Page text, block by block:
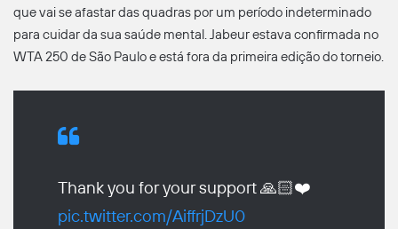
que vai se afastar das quadras por um período indeterminado
para cuidar da sua saúde mental. Jabeur estava confirmada no
WTA 250 de São Paulo e está fora da primeira edição do torneio.
Thank you for your support 🙏🏻❤️
pic.twitter.com/AiffrjDzU0